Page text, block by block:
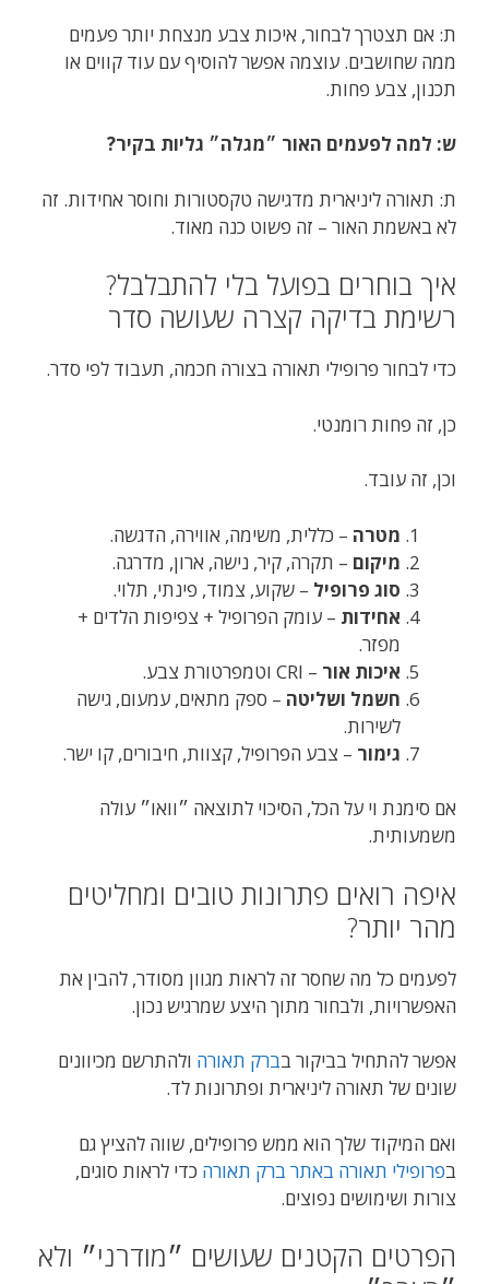
ת: אם תצטרך לבחור, איכות צבע מנצחת יותר פעמים
ממה שחושבים. עוצמה אפשר להוסיף עם עוד קווים או
תכנון, צבע פחות.
ש: למה לפעמים האור ״מגלה״ גליות בקיר?
ת: תאורה ליניארית מדגישה טקסטורות וחוסר אחידות. זה
לא באשמת האור – זה פשוט כנה מאוד.
איך בוחרים בפועל בלי להתבלבל?
רשימת בדיקה קצרה שעושה סדר
כדי לבחור פרופילי תאורה בצורה חכמה, תעבוד לפי סדר.
כן, זה פחות רומנטי.
וכן, זה עובד.
מטרה – כללית, משימה, אווירה, הדגשה.
מיקום – תקרה, קיר, נישה, ארון, מדרגה.
סוג פרופיל – שקוע, צמוד, פינתי, תלוי.
אחידות – עומק הפרופיל + צפיפות הלדים +
מפזר.
איכות אור – CRI וטמפרטורת צבע.
חשמל ושליטה – ספק מתאים, עמעום, גישה
לשירות.
גימור – צבע הפרופיל, קצוות, חיבורים, קו ישר.
אם סימנת וי על הכל, הסיכוי לתוצאה ״וואו״ עולה
משמעותית.
איפה רואים פתרונות טובים ומחליטים
מהר יותר?
לפעמים כל מה שחסר זה לראות מגוון מסודר, להבין את
האפשרויות, ולבחור מתוך היצע שמרגיש נכון.
אפשר להתחיל בביקור בברק תאורה ולהתרשם מכיוונים
שונים של תאורה ליניארית ופתרונות לד.
ואם המיקוד שלך הוא ממש פרופילים, שווה להציץ גם
בפרופילי תאורה באתר ברק תאורה כדי לראות סוגים,
צורות ושימושים נפוצים.
הפרטים הקטנים שעושים ״מודרני״ ולא